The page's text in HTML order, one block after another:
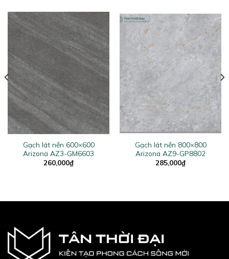
Gạch lát nền 600×600
Arizona AZ3-GM6603
260,000₫
Gạch lát nền 800×800
Arizona AZ9-GP8802
285,000₫